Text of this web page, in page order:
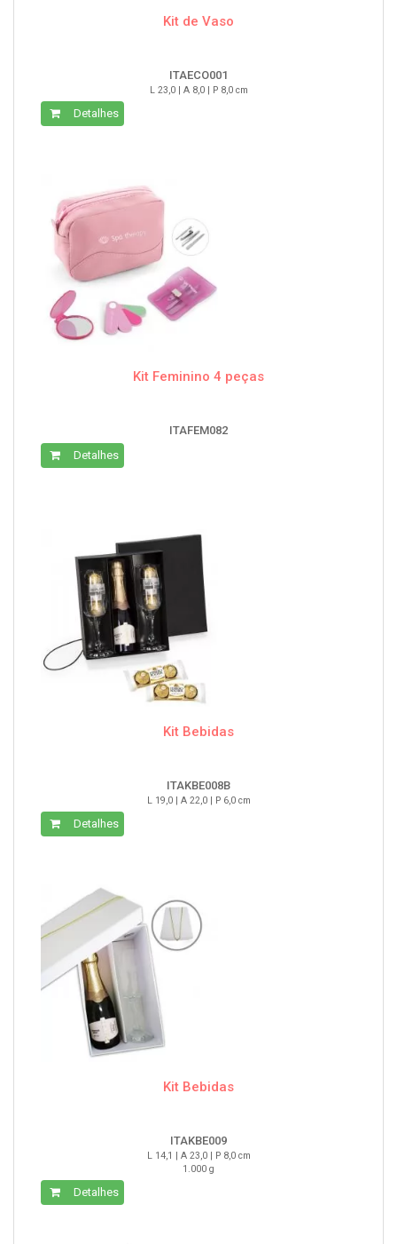
Kit de Vaso
ITAECO001
L 23,0 | A 8,0 | P 8,0 cm
Detalhes
Kit Feminino 4 peças
ITAFEM082
Detalhes
Kit Bebidas
ITAKBE008B
L 19,0 | A 22,0 | P 6,0 cm
Detalhes
Kit Bebidas
ITAKBE009
L 14,1 | A 23,0 | P 8,0 cm
1.000 g
Detalhes